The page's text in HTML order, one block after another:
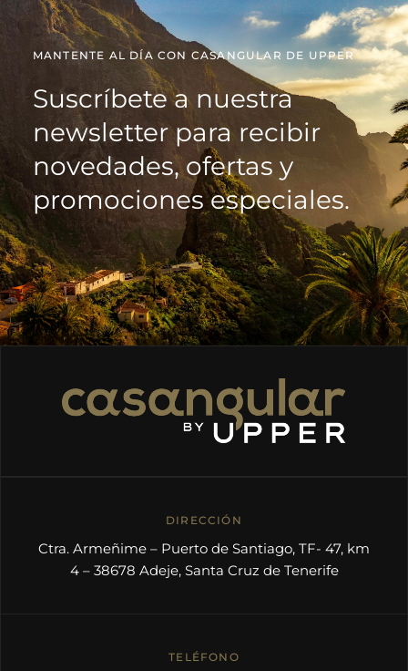
MANTENTE AL DÍA CON CASANGULAR DE UPPER
Suscríbete a nuestra
newsletter para recibir
novedades, ofertas y
promociones especiales.
DIRECCIÓN
Ctra. Armeñime – Puerto de Santiago, TF- 47, km
4 – 38678 Adeje, Santa Cruz de Tenerife
TELÉFONO